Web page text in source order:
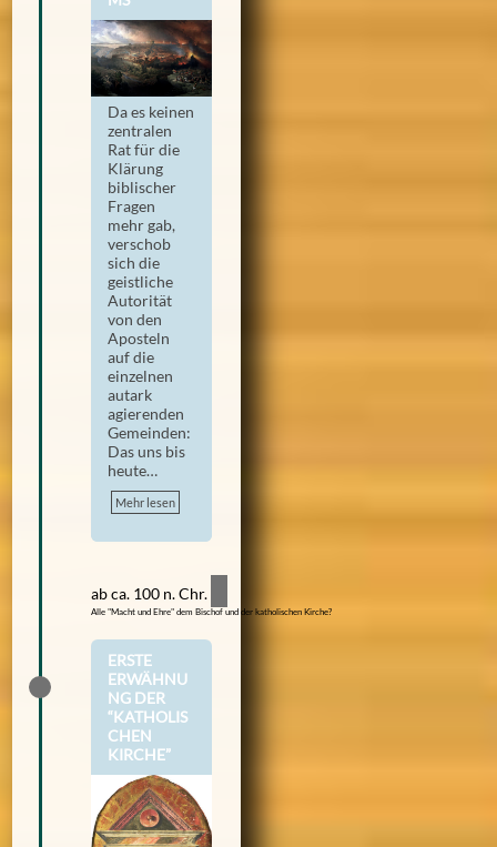
Da es keinen
zentralen
Rat für die
Klärung
biblischer
Fragen
mehr gab,
verschob
sich die
geistliche
Autorität
von den
Aposteln
auf die
einzelnen
autark
agierenden
Gemeinden:
Das uns bis
heute…
Mehr lesen
ab ca. 100 n. Chr.
Alle "Macht und Ehre" dem Bischof und der katholischen Kirche?
ERSTE
ERWÄHNU
NG DER
“KATHOLIS
CHEN
KIRCHE”